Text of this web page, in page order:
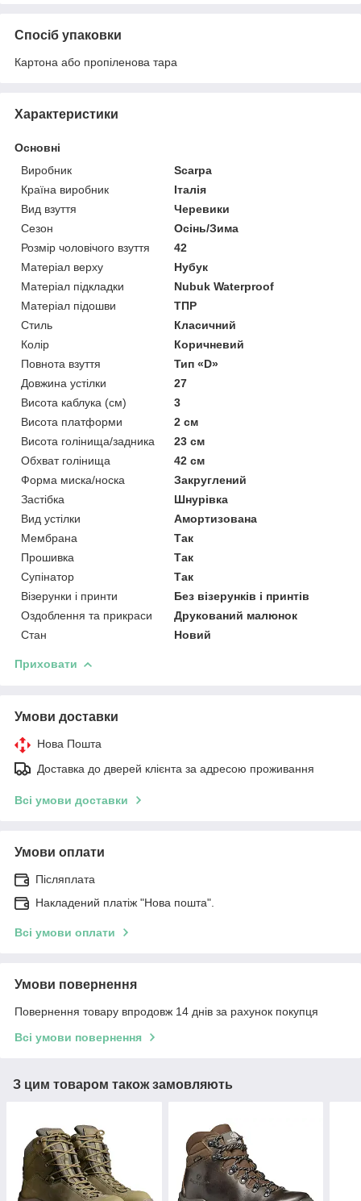
Спосіб упаковки
Картона або пропіленова тара
Характеристики
Основні
Виробник
Scarpa
Країна виробник
Італія
Вид взуття
Черевики
Сезон
Осінь/Зима
Розмір чоловічого взуття
42
Матеріал верху
Нубук
Матеріал підкладки
Nubuk Waterproof
Матеріал підошви
ТПР
Стиль
Класичний
Колір
Коричневий
Повнота взуття
Тип «D»
Довжина устілки
27
Висота каблука (см)
3
Висота платформи
2 см
Висота голінища/задника
23 см
Обхват голінища
42 см
Форма миска/носка
Закруглений
Застібка
Шнурівка
Вид устілки
Амортизована
Мембрана
Так
Прошивка
Так
Супінатор
Так
Візерунки і принти
Без візерунків і принтів
Оздоблення та прикраси
Друкований малюнок
Стан
Новий
Приховати
Умови доставки
Нова Пошта
Доставка до дверей клієнта за адресою проживання
Всі умови доставки
Умови оплати
Післяплата
Накладений платіж "Нова пошта".
Всі умови оплати
Умови повернення
Повернення товару впродовж 14 днів за рахунок покупця
Всі умови повернення
З цим товаром також замовляють